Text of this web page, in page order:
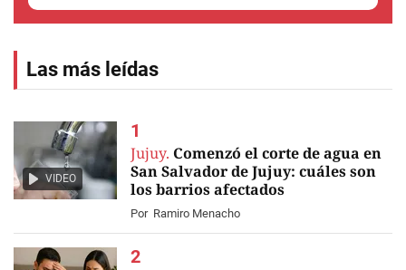
Las más leídas
VIDEO
Jujuy. Comenzó el corte de agua en
San Salvador de Jujuy: cuáles son
los barrios afectados
Por Ramiro Menacho